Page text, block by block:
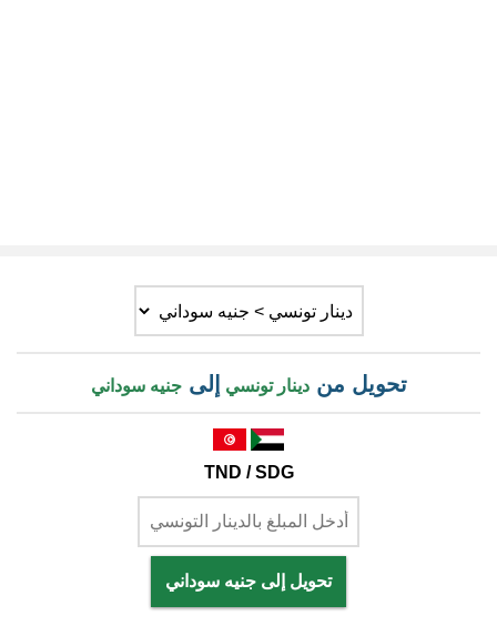
تحويل مندينار تونسي إلىجنيه سوداني
TND / SDG
تحويل إلى جنيه سوداني